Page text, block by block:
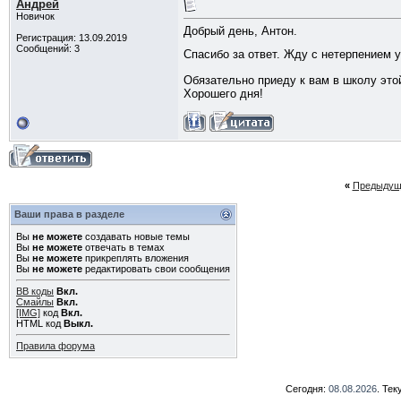
Андрей
Новичок
Регистрация: 13.09.2019
Сообщений: 3
Добрый день, Антон.
Спасибо за ответ. Жду с нетерпением
Обязательно приеду к вам в школу
Хорошего дня!
«
Ваши права в разделе
Вы не можете создавать новые темы
Вы не можете отвечать в темах
Вы не можете прикреплять вложения
Вы не можете редактировать свои сообщения
BB коды Вкл.
Смайлы Вкл.
[IMG] код Вкл.
HTML код Выкл.
Правила форума
Сегодня: 08.08.2026 .